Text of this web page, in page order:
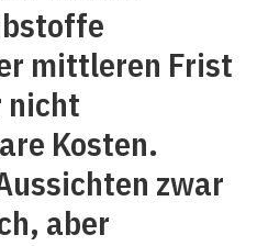
mittleren Frist
nicht
Kosten.
zwar
aber